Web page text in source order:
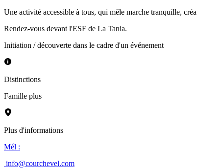
Une activité accessible à tous, qui mêle marche tranquille,
Rendez-vous devant l'ESF de La Tania.
Initiation / découverte dans le cadre d'un événement
Distinctions
Famille plus
Plus d'informations
Mél :
info@courchevel.com